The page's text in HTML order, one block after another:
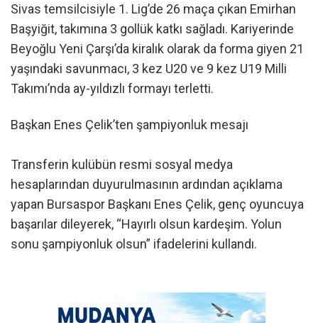
Sivas temsilcisiyle 1. Lig’de 26 maça çıkan Emirhan
Başyiğit, takımına 3 gollük katkı sağladı. Kariyerinde
Beyoğlu Yeni Çarşı’da kiralık olarak da forma giyen 21
yaşındaki savunmacı, 3 kez U20 ve 9 kez U19 Milli
Takımı’nda ay-yıldızlı formayı terletti.
Başkan Enes Çelik’ten şampiyonluk mesajı
Transferin kulübün resmi sosyal medya
hesaplarından duyurulmasının ardından açıklama
yapan Bursaspor Başkanı Enes Çelik, genç oyuncuya
başarılar dileyerek, “Hayırlı olsun kardeşim. Yolun
sonu şampiyonluk olsun” ifadelerini kullandı.